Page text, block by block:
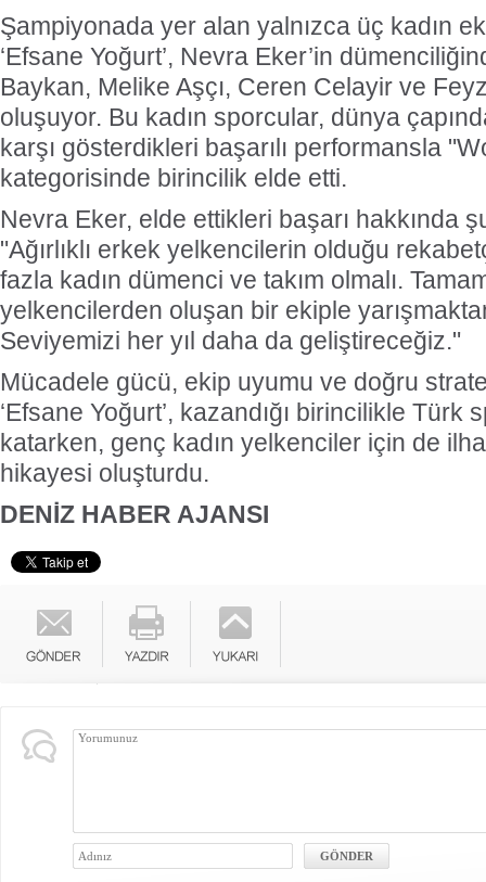
Şampiyonada yer alan yalnızca üç kadın
‘Efsane Yoğurt’, Nevra Eker’in
Baykan, Melike Aşçı, Ceren Celayir ve
oluşuyor. Bu kadın sporcular, dünya
karşı gösterdikleri başarılı performansla
kategorisinde birincilik elde etti.
Nevra Eker, elde ettikleri başarı hakkında
"Ağırlıklı erkek yelkencilerin olduğu
fazla kadın dümenci ve takım olmalı.
yelkencilerden oluşan bir ekiple
Seviyemizi her yıl daha da geliştireceğiz."
Mücadele gücü, ekip uyumu ve doğru
‘Efsane Yoğurt’, kazandığı birincilikle Türk
katarken, genç kadın yelkenciler için de
hikayesi oluşturdu.
DENİZ HABER AJANSI